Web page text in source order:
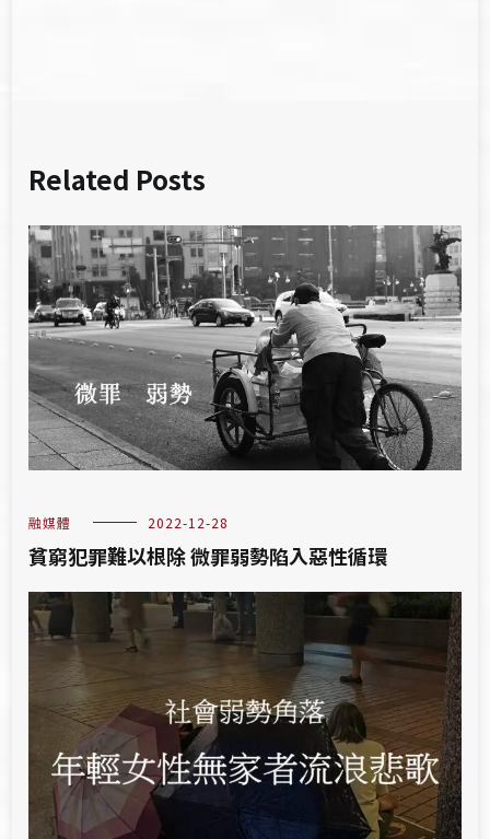
Related Posts
融媒體 2022-12-28
貧窮犯罪難以根除 微罪弱勢陷入惡性循環